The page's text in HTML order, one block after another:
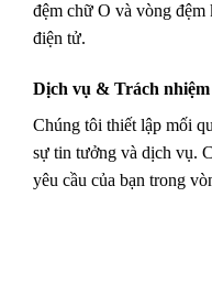
đệm chữ O và vòng đệm
điện tử.
Dịch vụ & Trách nhiệm
Chúng tôi thiết lập mối
sự tin tưởng và dịch vụ.
yêu cầu của bạn trong